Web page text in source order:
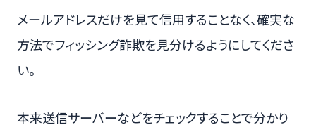
メールアドレスだけを見て信用することなく、確実な
方法でフィッシング詐欺を見分けるようにしてくださ
い。
本来送信サーバーなどをチェックすることで分かり